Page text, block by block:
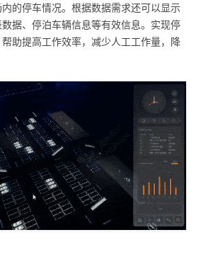
的停车情况。根据数据需求还可以显示
据、停泊车辆信息等有效信息。实现停
助提高工作效率，减少人工工作量，降